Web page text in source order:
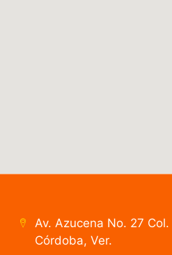
Av. Azucena No. 27
Córdoba, Ver.